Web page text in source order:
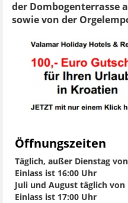
der Dombogenterrasse
sowie von der
Öffnungszeiten
Täglich, außer Dienstag
Einlass ist 16:00 Uhr
Juli und August täglich von
Einlass ist 17:00 Uhr